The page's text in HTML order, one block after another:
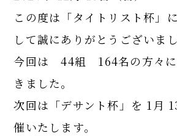
この度は「タイトリスト杯」
して誠にありがとうございまし
今回は 44組 164名の方々に
きました。
次回は「デサント杯」を 1月
催いたします。